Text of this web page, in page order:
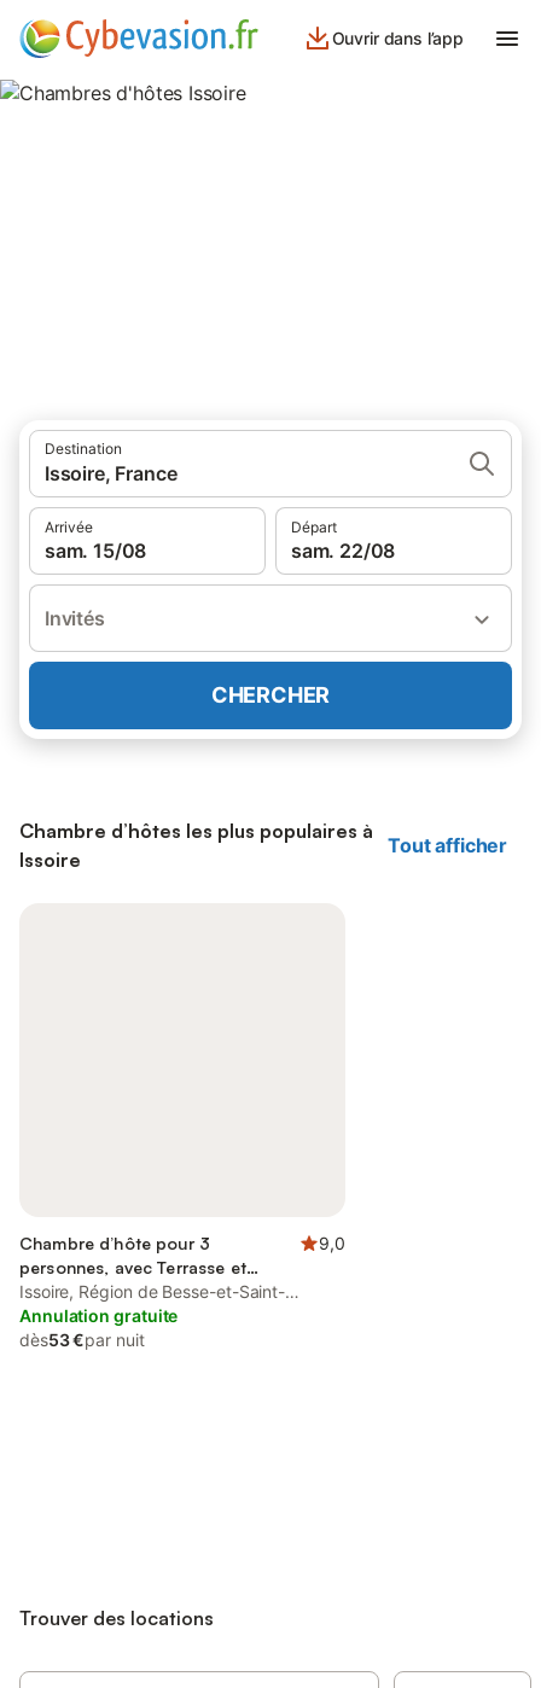
Ouvrir dans l’app
Destination
Issoire, France
Arrivée
sam. 15/08
Départ
sam. 22/08
Invités
CHERCHER
Chambre d’hôtes les plus populaires à
Issoire
Tout afficher
Chambre d’hôte pour 3
personnes, avec Terrasse et
Jardin
9,0
Issoire, Région de Besse-et-Saint-
Anastaise
Annulation gratuite
dès53 €par nuit
Trouver des locations